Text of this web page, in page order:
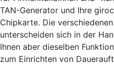
TAN-Generator und Ihre
Chipkarte. Die
unterscheiden sich in der
Ihnen aber dieselben
zum Einrichten von